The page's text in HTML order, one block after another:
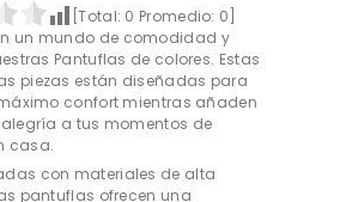
[Total: 0 Promedio: 0
un mundo de comodidad y
Pantuflas de colores. Estas
piezas están diseñadas para
confort mientras añaden
a tus momentos de
casa.
con materiales de alta
pantuflas ofrecen una